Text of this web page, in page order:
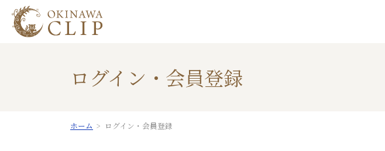
ログイン・会員登録
ホーム ログイン・会員登録